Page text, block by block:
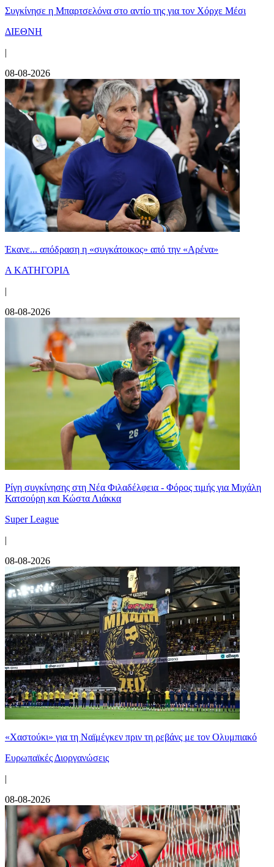
Συγκίνησε η Μπαρτσελόνα στο αντίο της για τον Χόρχε Μέσι
ΔΙΕΘΝΗ
|
08-08-2026
Έκανε... απόδραση η «συγκάτοικος» από την «Αρένα»
Α ΚΑΤΗΓΟΡΙΑ
|
08-08-2026
Ρίγη συγκίνησης στη Νέα Φιλαδέλφεια - Φόρος τιμής για Μιχάλη
Κατσούρη και Κώστα Λιάκκα
Super League
|
08-08-2026
«Χαστούκι» για τη Ναϊμέγκεν πριν τη ρεβάνς με τον Ολυμπιακό
Ευρωπαϊκές Διοργανώσεις
|
08-08-2026